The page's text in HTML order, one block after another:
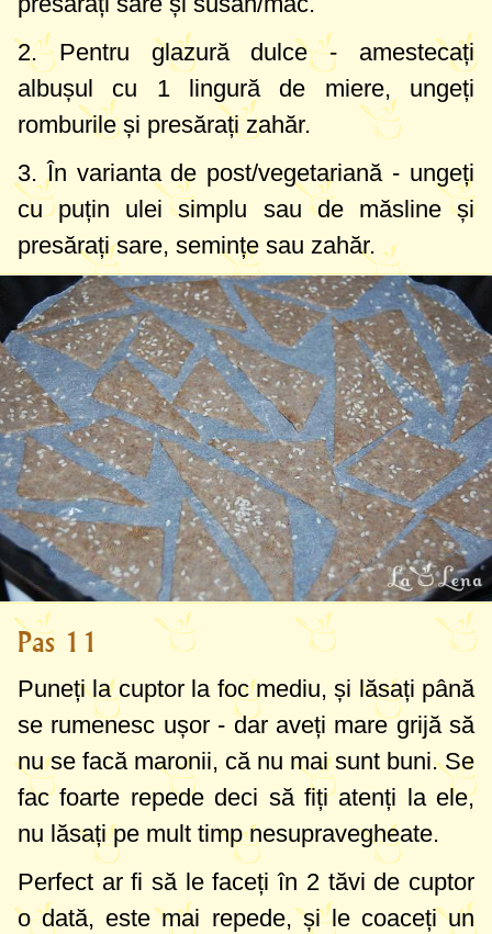
2. Pentru glazură dulce - amestecați
albușul cu 1 lingură de miere, ungeți
romburile și presărați zahăr.
3. În varianta de post/vegetariană - ungeți
cu puțin ulei simplu sau de măsline și
presărați sare, semințe sau zahăr.
Pas 11
Puneți la cuptor la foc mediu, și lăsați până
se rumenesc ușor - dar aveți mare grijă să
nu se facă maronii, că nu mai sunt buni. Se
fac foarte repede deci să fiți atenți la ele,
nu lăsați pe mult timp nesupravegheate.
Perfect ar fi să le faceți în 2 tăvi de cuptor
o dată, este mai repede, și le coaceți un